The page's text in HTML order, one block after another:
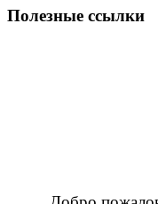
Полезные ссылки